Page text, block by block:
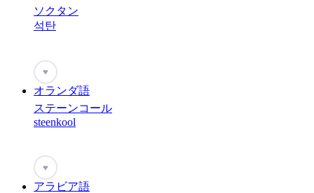
ソクタン
석탄
♥
オランダ語
ステーンコール
steenkool
♥
アラビア語